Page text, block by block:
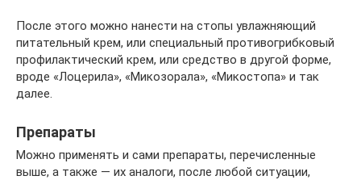
После этого можно нанести на стопы увлажняющий
питательный крем, или специальный противогрибковый
профилактический крем, или средство в другой форме,
вроде «Лоцерила», «Микозорала», «Микостопа» и так
далее.
Препараты
Можно применять и сами препараты, перечисленные
выше, а также — их аналоги, после любой ситуации,